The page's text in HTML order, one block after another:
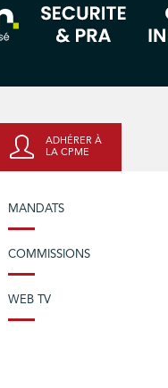
ADHÉRER À
LA CPME
MANDATS
COMMISSIONS
WEB TV